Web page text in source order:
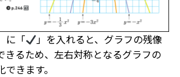
に「
」を入れると、グラフの残像
きるため、左右対称となるグラフの
きます。